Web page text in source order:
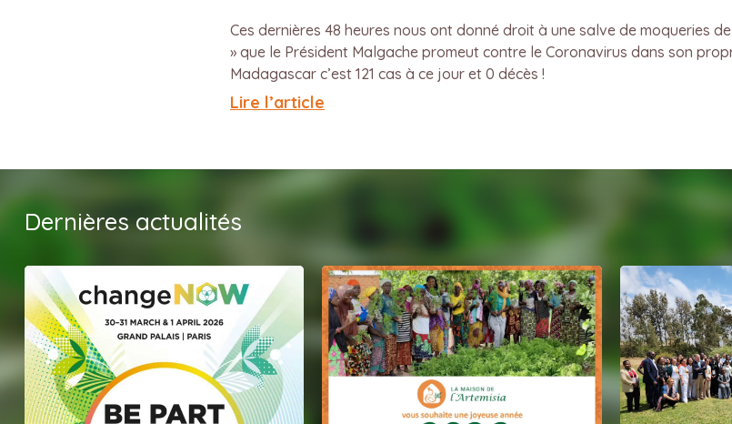
Ces dernières 48 heures nous ont donné droit à une salve de moqueries
» que le Président Malgache promeut contre le Coronavirus dans son
Madagascar c’est 121 cas à ce jour et 0 décès !
Lire l’article
Dernières actualités